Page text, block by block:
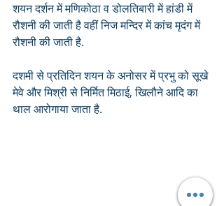
शयन दर्शन में मणिकोठा व डोलतिबारी में हांडी में
रौशनी की जाती है वहीं निज मन्दिर में कांच मृदंग में
रौशनी की जाती है.
दशमी से प्रतिदिन शयन के अनोसर में प्रभु को सूखे
मेवे और मिश्री से निर्मित मिठाई, खिलौने आदि का
थाल आरोगाया जाता है.